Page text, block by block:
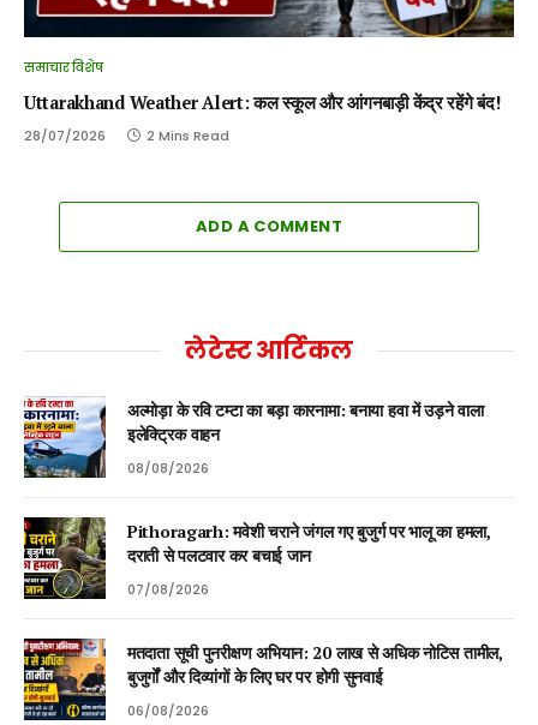
समाचार विशेष
Uttarakhand Weather Alert: कल स्कूल और आंगनबाड़ी केंद्र रहेंगे बंद!
28/07/2026 2 Mins Read
ADD A COMMENT
लेटेस्ट आर्टिकल
अल्मोड़ा के रवि टम्टा का बड़ा कारनामा: बनाया हवा में उड़ने वाला
इलेक्ट्रिक वाहन
08/08/2026
Pithoragarh: मवेशी चराने जंगल गए बुजुर्ग पर भालू का हमला,
दराती से पलटवार कर बचाई जान
07/08/2026
मतदाता सूची पुनरीक्षण अभियान: 20 लाख से अधिक नोटिस तामील,
बुजुर्गों और दिव्यांगों के लिए घर पर होगी सुनवाई
06/08/2026